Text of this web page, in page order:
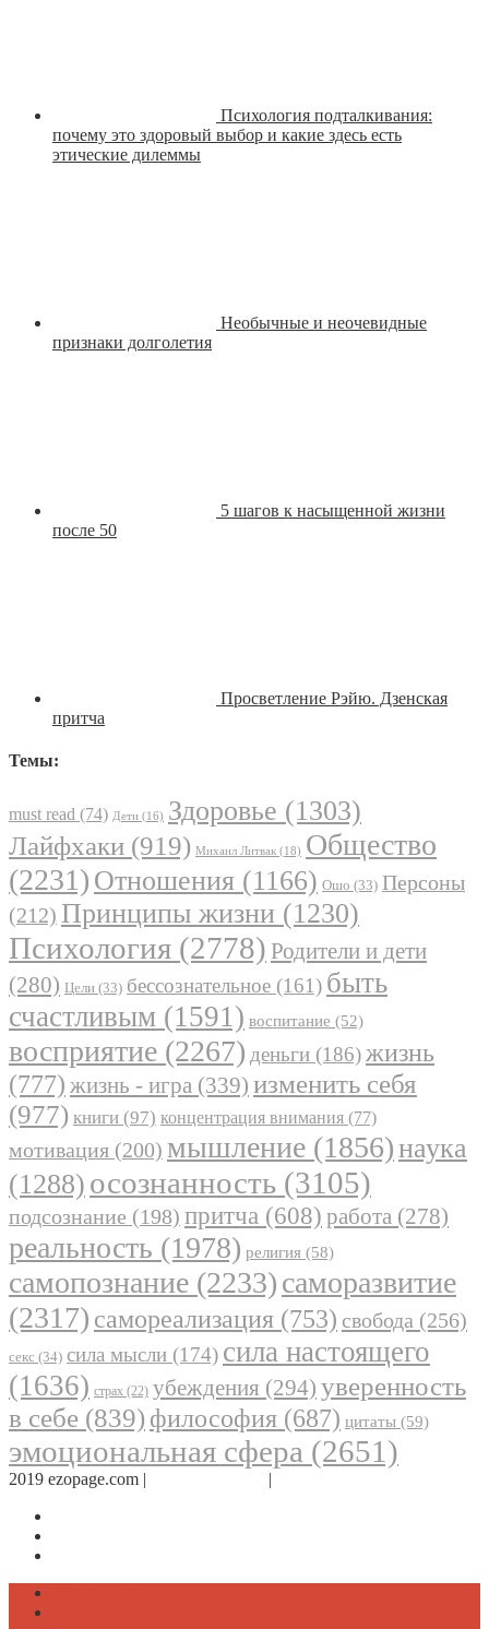
Психология подталкивания:
почему это здоровый выбор и какие здесь есть
этические дилеммы
Необычные и неочевидные
признаки долголетия
5 шагов к насыщенной жизни
после 50
Просветление Рэйю. Дзенская
притча
Темы:
must read (74) Дети (16) Здоровье (1303)
Лайфхаки (919) Михаил Литвак (18) Общество
(2231) Отношения (1166) Ошо (33) Персоны
(212) Принципы жизни (1230)
Психология (2778) Родители и дети
(280) Цели (33) бессознательное (161) быть
счастливым (1591) воспитание (52)
восприятие (2267) деньги (186)жизнь
(777) жизнь - игра (339) изменить себя
(977) книги (97) концентрация внимания (77)
мотивация (200) мышление (1856)наука
(1288) осознанность (3105)
подсознание (198) притча (608) работа (278)
реальность (1978) религия (58)
самопознание (2233)саморазвитие
(2317) самореализация (753) свобода (256)
секс (34) сила мысли (174) сила настоящего
(1636) страх (22) убеждения (294) уверенность
в себе (839) философия (687) цитаты (59)
эмоциональная сфера (2651)
2019 ezopage.com | |